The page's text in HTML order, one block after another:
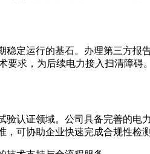
定运行的基石。办理第三方
求，为后续电力接入扫清障碍。
认证领域。公司具备完善的
可协助企业快速完成合规性检